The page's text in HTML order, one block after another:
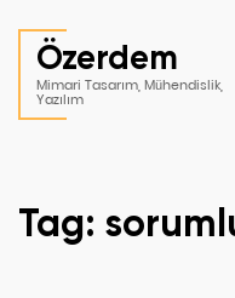
Özerdem
Mimari Tasarım, Mühendislik,
Yazılım
Tag: